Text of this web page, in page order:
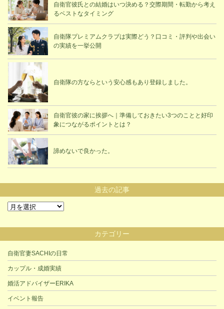
自衛官彼氏との結婚はいつ決める？交際期間・転勤から考え
るベストなタイミング
自衛隊プレミアムクラブは実際どう？口コミ・評判や出会い
の実績を一挙公開
自衛隊の方ならという安心感もあり登録しました。
自衛官彼の家に挨拶へ｜準備しておきたい3つのことと好印
象につながるポイントとは？
諦めないで良かった。
過去の記事
の
カテゴリー
自衛官妻SACHIの日常
カップル・成婚実績
婚活アドバイザーERIKA
イベント報告